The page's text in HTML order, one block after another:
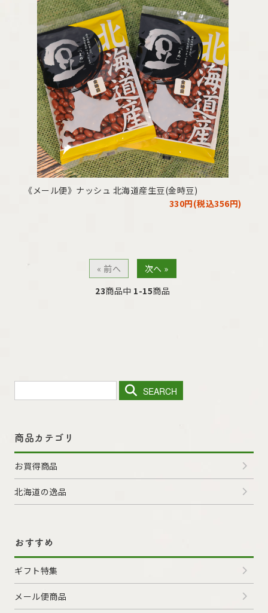
《メール便》ナッシュ 北海道産生豆(金時豆)
330円(税込356円)
« 前へ
次へ »
23商品中 1-15商品
SEARCH
商品カテゴリ
お買得商品
北海道の逸品
おすすめ
ギフト特集
メール便商品